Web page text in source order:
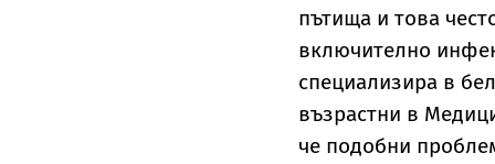
пътища и това
включително
специализира в
възрастни в
че подобни